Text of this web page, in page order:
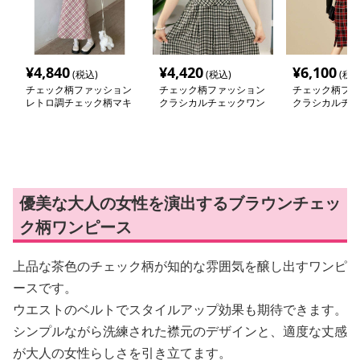
¥4,840(税込)
チェック柄ファッション
レトロ調チェック柄マキ
¥4,420(税込)
チェック柄ファッション
クラシカルチェックワン
¥6,100(税
チェック柄フ
クラシカルチ
優美な大人の女性を演出するブラウンチェッ
ク柄ワンピース
上品な茶色のチェック柄が知的な雰囲気を醸し出すワンピ
ースです。
ウエストのベルトでスタイルアップ効果も期待できます。
シンプルながら洗練された襟元のデザインと、適度な丈感
が大人の女性らしさを引き立てます。